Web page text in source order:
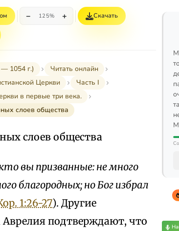
− 125% + Скачать
— 1054 г.)
Читать онлайн
Церкви
Часть I
в первые три века.
слоев общества
слоев общества
вы призванные: не много
благородных; но Бог избрал
1:26-27). Другие
Аврелия подтверждают, что